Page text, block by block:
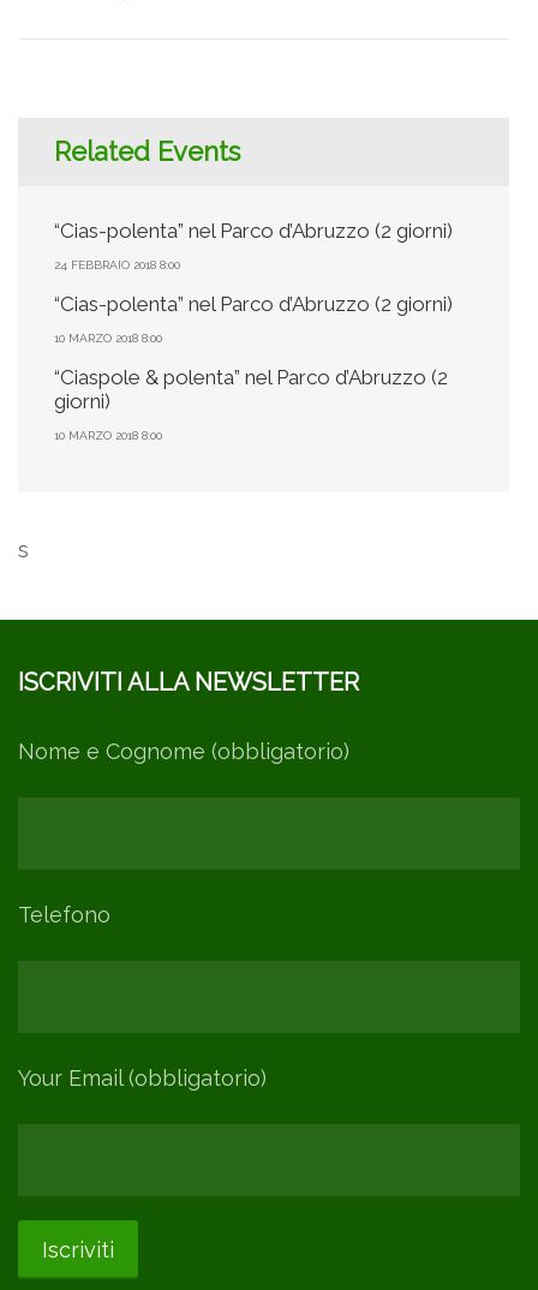
Related Events
“Cias-polenta” nel Parco d’Abruzzo (2 giorni)
24 FEBBRAIO 2018 8:00
“Cias-polenta” nel Parco d’Abruzzo (2 giorni)
10 MARZO 2018 8:00
“Ciaspole & polenta” nel Parco d’Abruzzo (2
giorni)
10 MARZO 2018 8:00
s
ISCRIVITI ALLA NEWSLETTER
Nome e Cognome (obbligatorio)
Telefono
Your Email (obbligatorio)